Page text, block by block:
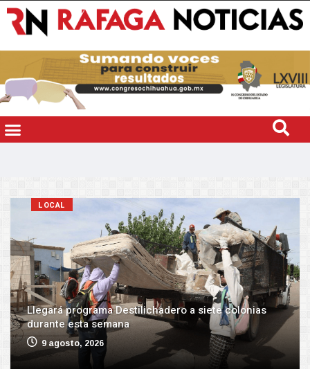
LOCAL
Llegará programa Destilichadero a siete colonias
durante esta semana
9 agosto, 2026